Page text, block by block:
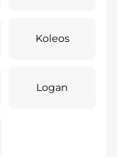
Koleos
Logan